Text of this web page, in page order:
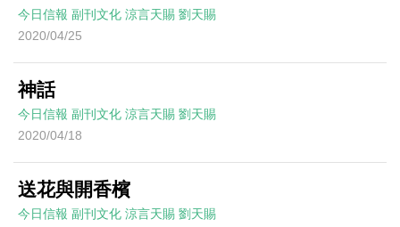
今日信報 副刊文化 涼言天賜 劉天賜
2020/04/25
神話
今日信報 副刊文化 涼言天賜 劉天賜
2020/04/18
送花與開香檳
今日信報 副刊文化 涼言天賜 劉天賜